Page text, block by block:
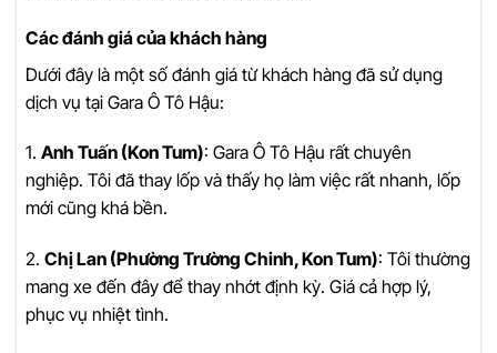
Các đánh giá của khách hàng
Dưới đây là một số đánh giá từ khách hàng đã sử dụng
dịch vụ tại Gara Ô Tô Hậu:
1. Anh Tuấn (Kon Tum): Gara Ô Tô Hậu rất chuyên
nghiệp. Tôi đã thay lốp và thấy họ làm việc rất nhanh, lốp
mới cũng khá bền.
2. Chị Lan (Phường Trường Chinh, Kon Tum): Tôi thường
mang xe đến đây để thay nhớt định kỳ. Giá cả hợp lý,
phục vụ nhiệt tình.